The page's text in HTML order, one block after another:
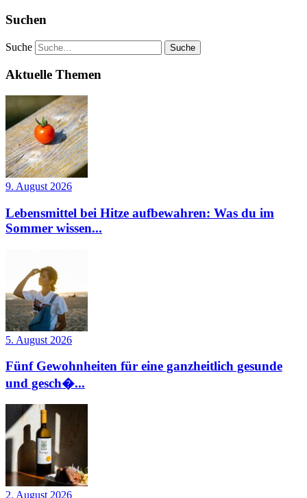
Suchen
Suche
Aktuelle Themen
9. August 2026
Lebensmittel bei Hitze aufbewahren: Was du im
Sommer wissen...
5. August 2026
Fünf Gewohnheiten für eine ganzheitlich gesunde
und gesch�...
2. August 2026